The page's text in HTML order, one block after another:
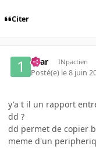
Citer
16ar INpactien
Posté(e) le 8 juin
y'a t il un rapport
dd ?
dd permet de copier
meme d'un